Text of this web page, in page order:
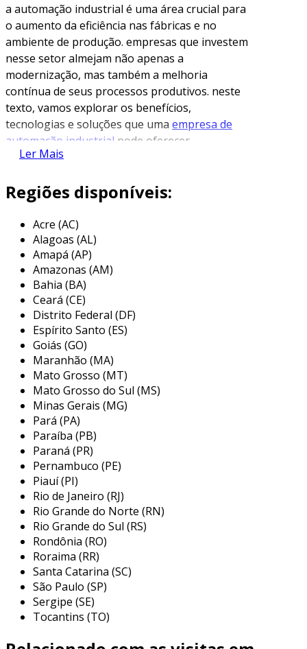
a automação industrial é uma área crucial para
o aumento da eficiência nas fábricas e no
ambiente de produção. empresas que investem
nesse setor almejam não apenas a
modernização, mas também a melhoria
contínua de seus processos produtivos. neste
texto, vamos explorar os benefícios,
tecnologias e soluções que uma empresa de
automação industrial pode oferecer.
investir em automação industrial proporciona
principais benefícios, destacam-se:
aumento da eficiência operacional
automação permite que várias etapas do
processo produtivo sejam realizadas
simultaneamente, reduzindo o tempo de
produção e aumentando a produtividade.
redução de custos
custos operacionais tendem a diminuir. a
precisão das máquinas reduz erros e
desperdícios, gerando economia a longo
prazo.
melhoria na qualidade do produto
sistemas automatizados garantem que os
produtos sejam fabricados com padrões
de qualidade consistentes, minimizando a
variabilidade.
segurança do trabalho : a automação
diminui a exposição dos trabalhadores a
condições perigosas, promovendo um
ambiente de trabalho mais seguro.
flexibilidade de produção
automatizados podem ser facilmente
ajustados para atender a diferentes
demandas, permitindo uma produção
Ler Mais
Regiões disponíveis:
Acre (AC)
Alagoas (AL)
Amapá (AP)
Amazonas (AM)
Bahia (BA)
Ceará (CE)
Distrito Federal (DF)
Espírito Santo (ES)
Goiás (GO)
Maranhão (MA)
Mato Grosso (MT)
Mato Grosso do Sul (MS)
Minas Gerais (MG)
Pará (PA)
Paraíba (PB)
Paraná (PR)
Pernambuco (PE)
Piauí (PI)
Rio de Janeiro (RJ)
Rio Grande do Norte (RN)
Rio Grande do Sul (RS)
Rondônia (RO)
Roraima (RR)
Santa Catarina (SC)
São Paulo (SP)
Sergipe (SE)
Tocantins (TO)